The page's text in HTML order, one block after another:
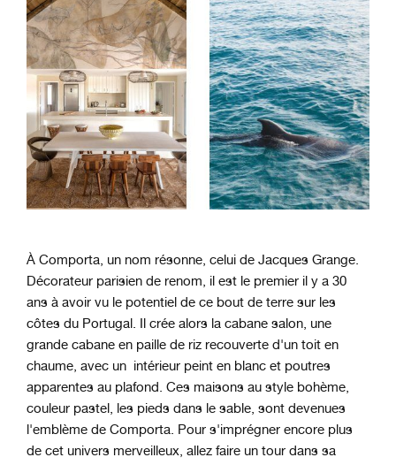
À Comporta, un nom résonne, celui de Jacques Grange.
Décorateur parisien de renom, il est le premier il y a 30
ans à avoir vu le potentiel de ce bout de terre sur les
côtes du Portugal. Il crée alors la cabane salon, une
grande cabane en paille de riz recouverte d'un toit en
chaume, avec un intérieur peint en blanc et poutres
apparentes au plafond. Ces maisons au style bohème,
couleur pastel, les pieds dans le sable, sont devenues
l'emblème de Comporta. Pour s'imprégner encore plus
de cet univers merveilleux, allez faire un tour dans sa